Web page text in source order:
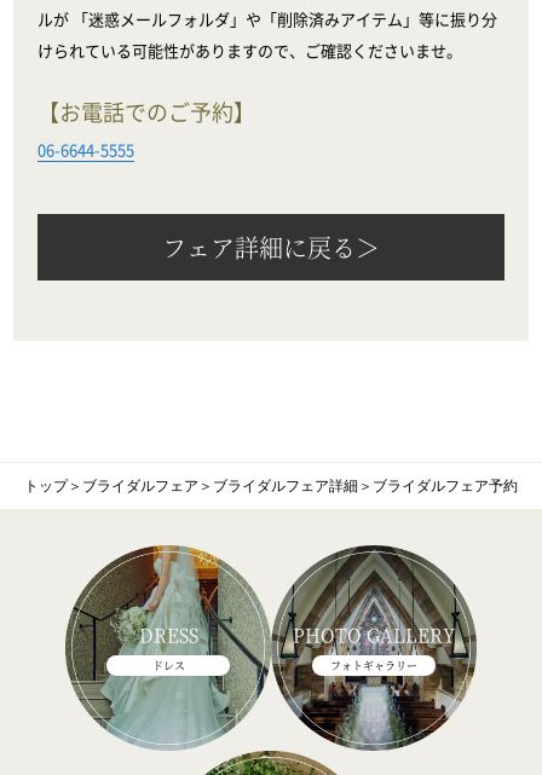
ルが 「迷惑メールフォルダ」や「削除済みアイテム」等に振り分
けられている可能性がありますので、ご確認くださいませ。
【お電話でのご予約】
06-6644-5555
フェア詳細に戻る＞
トップ＞ ブライダルフェア ＞ ブライダルフェア詳細 ＞ ブライダルフェア予約
DRESS
ドレス
PHOTO GALLERY
フォトギャラリー